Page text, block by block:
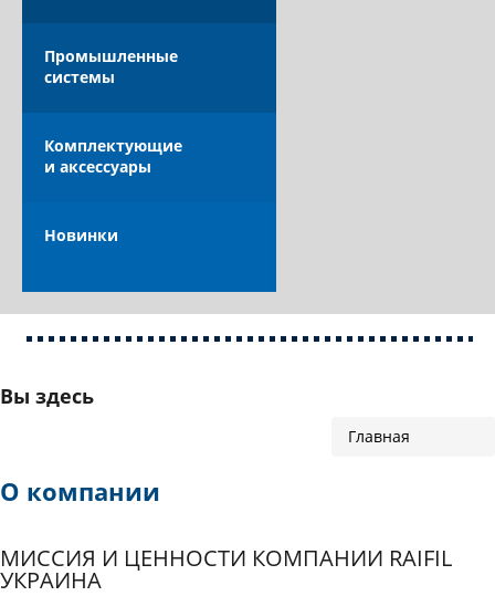
Промышленные
системы
Комплектующие
и аксессуары
Новинки
Вы здесь
Главная
О компании
МИССИЯ И ЦЕННОСТИ КОМПАНИИ RAIFIL
УКРАИНА